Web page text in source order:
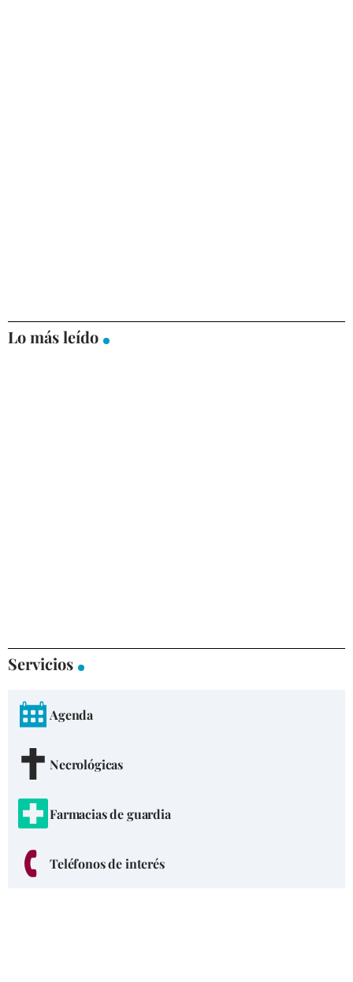
Lo más leído
Servicios
Agenda
Necrológicas
Farmacias de guardia
Teléfonos de interés